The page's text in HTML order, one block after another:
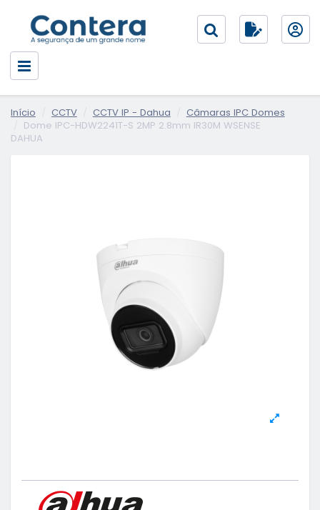
Início CCTV CCTV IP - Dahua
Câmaras IPC Domes
Dome IPC-HDW2241T-S 2MP 2.8mm IR30M WSENSE
DAHUA